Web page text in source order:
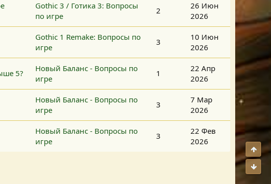
Gothic 3 / Готика 3: Вопросы
по игре
2
26 Июн
2026
Gothic 1 Remake: Вопросы по
игре
3
10 Июн
2026
5?
Новый Баланс - Вопросы по
игре
1
22 Апр
2026
Новый Баланс - Вопросы по
игре
3
7 Мар
2026
Новый Баланс - Вопросы по
игре
3
22 Фев
2026